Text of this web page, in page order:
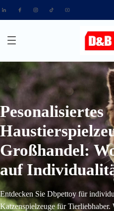
Pesonalisiertes
Großhandel:
auf
Entdecken Sie Dbpettoy für
Katzenspielzeuge für